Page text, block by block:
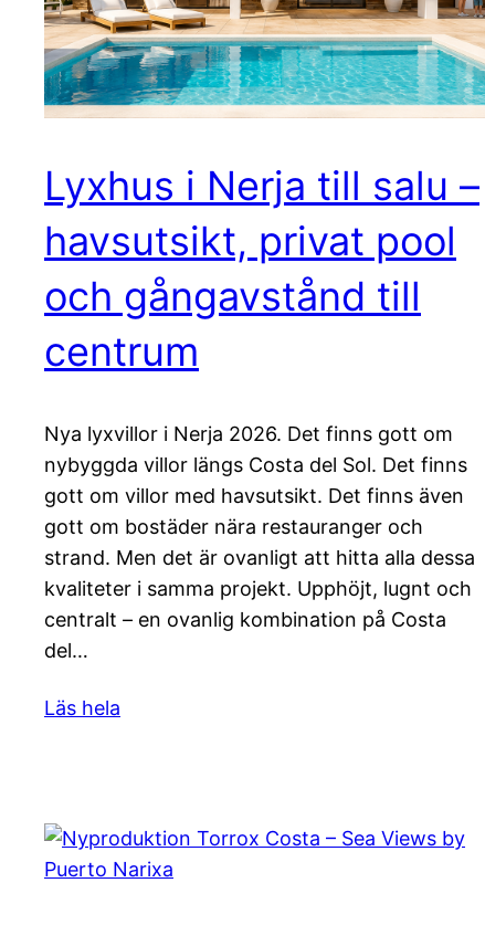
Lyxhus i Nerja till salu –
havsutsikt, privat pool
och gångavstånd till
centrum
Nya lyxvillor i Nerja 2026. Det finns gott om
nybyggda villor längs Costa del Sol. Det finns
gott om villor med havsutsikt. Det finns även
gott om bostäder nära restauranger och
strand. Men det är ovanligt att hitta alla dessa
kvaliteter i samma projekt. Upphöjt, lugnt och
centralt – en ovanlig kombination på Costa
del…
Läs hela